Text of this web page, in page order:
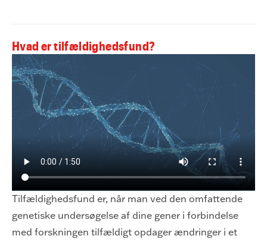
Hvad er tilfældighedsfund?
Tilfældighedsfund er, når man ved den omfattende
genetiske undersøgelse af dine gener i forbindelse
med forskningen tilfældigt opdager ændringer i et